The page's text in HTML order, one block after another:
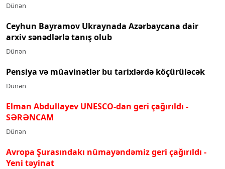
Dünən
Ceyhun Bayramov Ukraynada Azərbaycana dair
arxiv sənədlərlə tanış olub
Dünən
Pensiya və müavinətlər bu tarixlərdə köçürüləcək
Dünən
Elman Abdullayev UNESCO-dan geri çağırıldı -
SƏRƏNCAM
Dünən
Avropa Şurasındakı nümayəndəmiz geri çağırıldı -
Yeni təyinat